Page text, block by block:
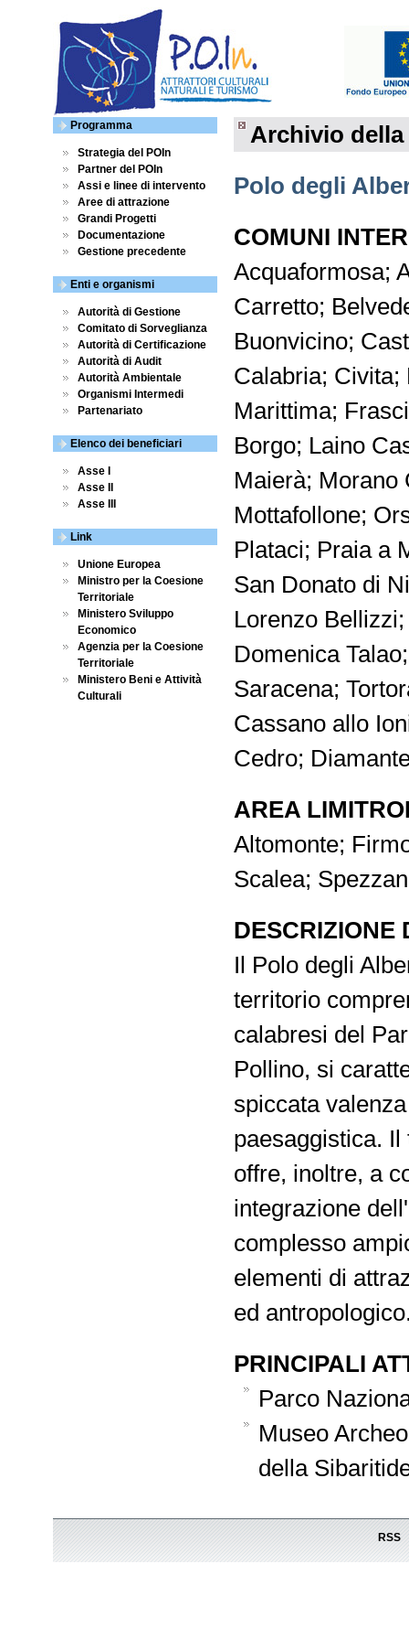
Archivio
Polo degli
COMUNI
Acquaformosa;
Carretto;
Buonvicino;
Calabria; Civita;
Marittima;
Borgo; Laino
Maierà; Morano
Mottafollone;
Plataci; Praia a
San Donato di
Lorenzo
Domenica
Saracena;
Cassano allo
Cedro;
AREA
Altomonte;
Scalea;
DESCRIZIONE
Il Polo degli
territorio
calabresi del
Pollino, si
spiccata
paesaggistica.
offre, inoltre, a
integrazione
complesso
elementi di
ed
PRINCIPALI
Parco
Museo
della
Programma
Strategia del POIn
Partner del POIn
Assi e linee di intervento
Aree di attrazione
Grandi Progetti
Documentazione
Gestione precedente
Enti e organismi
Autorità di Gestione
Comitato di Sorveglianza
Autorità di Certificazione
Autorità di Audit
Autorità Ambientale
Organismi Intermedi
Partenariato
Elenco dei beneficiari
Asse I
Asse II
Asse III
Link
Unione Europea
Ministro per la Coesione
Territoriale
Ministero Sviluppo
Economico
Agenzia per la Coesione
Territoriale
Ministero Beni e Attività
Culturali
RSS